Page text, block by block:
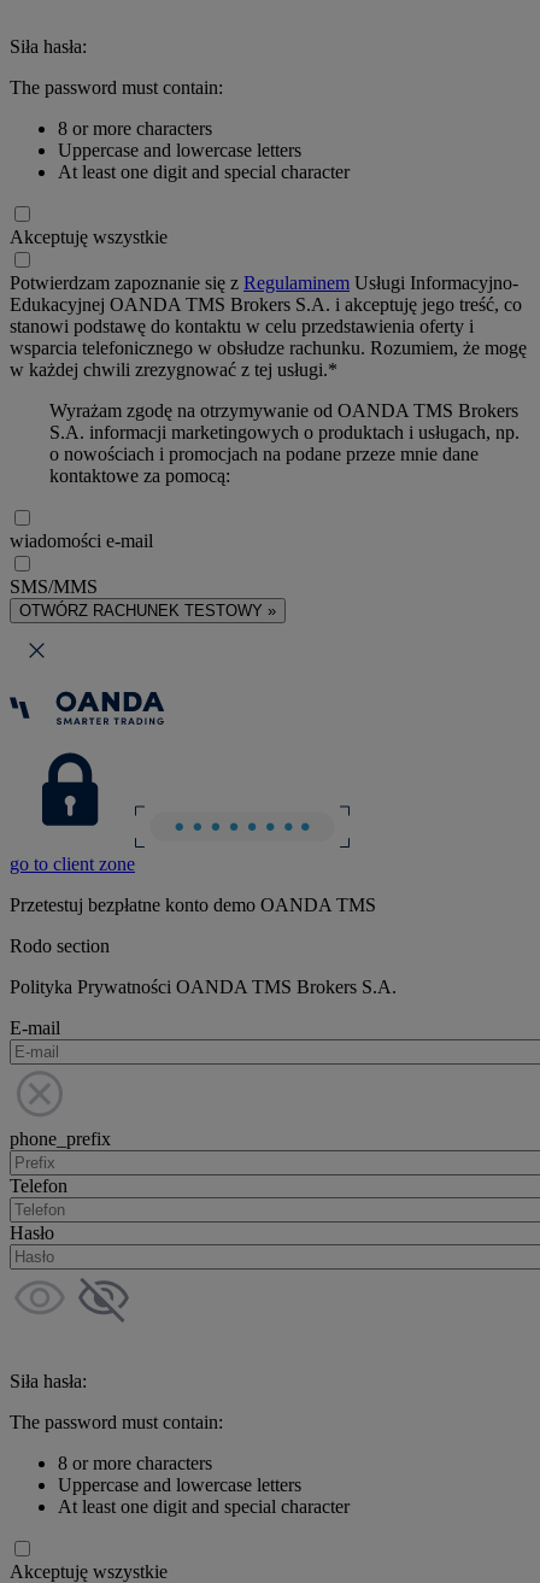
Siła hasła:
The password must contain:
8 or more characters
Uppercase and lowercase letters
At least one digit and special character
Akceptuję wszystkie
Potwierdzam zapoznanie się z Regulaminem Usługi Informacyjno-
Edukacyjnej OANDA TMS Brokers S.A. i akceptuję jego treść, co
stanowi podstawę do kontaktu w celu przedstawienia oferty i
wsparcia telefonicznego w obsłudze rachunku. Rozumiem, że mogę
w każdej chwili zrezygnować z tej usługi.*
Wyrażam zgodę na otrzymywanie od OANDA TMS Brokers
S.A. informacji marketingowych o produktach i usługach, np.
o nowościach i promocjach na podane przeze mnie dane
kontaktowe za pomocą:
wiadomości e-mail
SMS/MMS
OTWÓRZ RACHUNEK TESTOWY »
go to client zone
Przetestuj bezpłatne konto demo OANDA TMS
Rodo section
Polityka Prywatności OANDA TMS Brokers S.A.
E-mail
phone_prefix
Telefon
Hasło
Siła hasła:
The password must contain:
8 or more characters
Uppercase and lowercase letters
At least one digit and special character
Akceptuję wszystkie